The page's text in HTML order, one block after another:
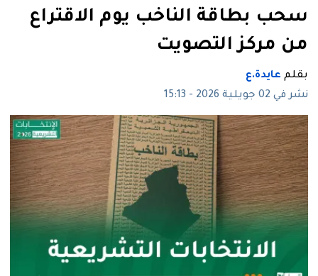
سحب بطاقة الناخب يوم الاقتراع
من مركز التصويت
بقلم عايدة.ع
نشر في 02 جويلية 2026 - 15:13